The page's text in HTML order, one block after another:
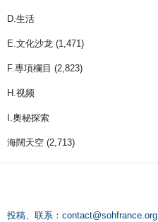
D.生活
E.文化沙龙 (1,471)
F.專項欄目 (2,823)
H.视频
I.奧秘探索
海闊天空 (2,713)
投稿、联系： contact@sohfrance.org